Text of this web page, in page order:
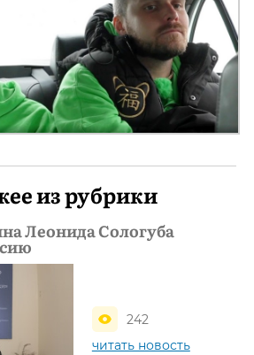
из рубрики
Леонида Сологуба
242
читать новость